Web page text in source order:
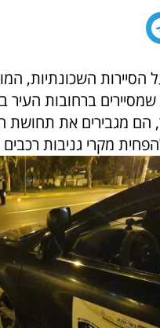
על הסיירות השכונתיות,
ברחובות העיר
מגבירים את תחושת
מקרי גניבות רכבים